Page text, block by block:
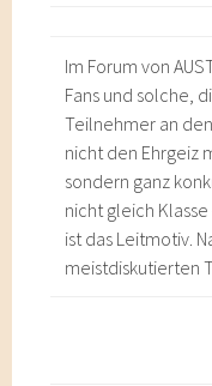
Im Forum von
Fans und solche,
Teilnehmer an
nicht den Ehrgeiz
sondern ganz
nicht gleich
ist das Leitmotiv.
meistdiskutierten